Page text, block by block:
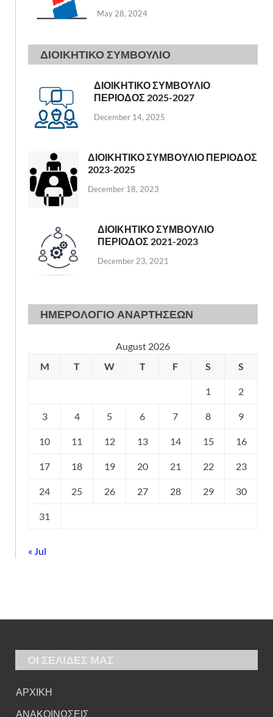
May 28, 2024
ΔΙΟΙΚΗΤΙΚΟ ΣΥΜΒΟΥΛΙΟ
ΔΙΟΙΚΗΤΙΚΟ ΣΥΜΒΟΥΛΙΟ
ΠΕΡΙΟΔΟΣ 2025-2027
December 14, 2025
ΔΙΟΙΚΗΤΙΚΟ ΣΥΜΒΟΥΛΙΟ ΠΕΡΙΟΔΟΣ
2023-2025
December 18, 2023
ΔΙΟΙΚΗΤΙΚΟ ΣΥΜΒΟΥΛΙΟ
ΠΕΡΙΟΔΟΣ 2021-2023
December 23, 2021
ΗΜΕΡΟΛΟΓΙΟ ΑΝΑΡΤΗΣΕΩΝ
August 2026
M
T W T F S S
1 2
3 4 5 6 7 8 9
10 11 12 13 14 15 16
17 18 19 20 21 22 23
24 25 26 27 28 29 30
31
« Jul
ΟΙ ΣΕΛΙΔΕΣ ΜΑΣ
ΑΡΧΙΚΗ
ΑΝΑΚΟΙΝΩΣΕΙΣ